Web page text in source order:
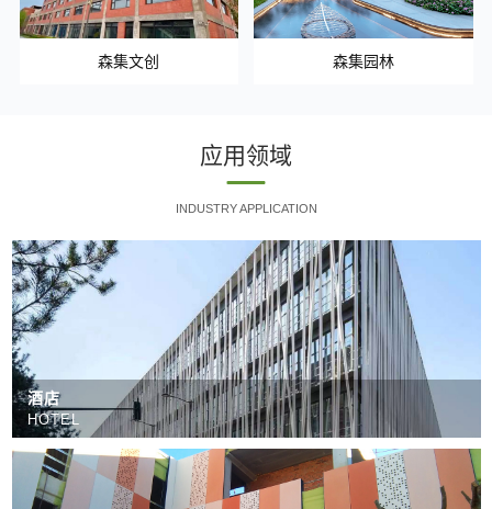
森集文创 森集园林
应用领域
INDUSTRY APPLICATION
酒店
HOTEL